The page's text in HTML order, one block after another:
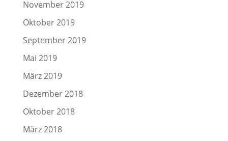
November 2019
Oktober 2019
September 2019
Mai 2019
März 2019
Dezember 2018
Oktober 2018
März 2018